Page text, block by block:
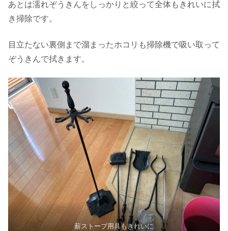
あとは濡れぞうきんをしっかりと絞って全体もきれいに拭
き掃除です。
目立たない裏側まで溜まったホコリも掃除機で吸い取って
ぞうきんで拭きます。
薪ストーブ用具もきれいに